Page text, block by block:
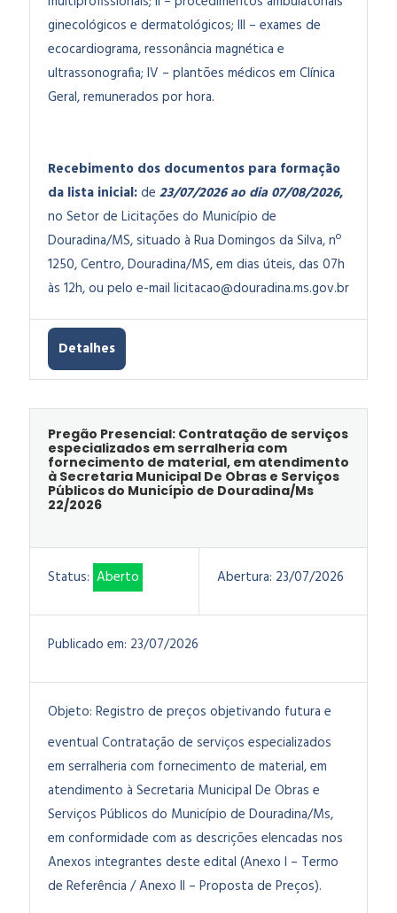
ginecológicos e dermatológicos; III – exames de
ecocardiograma, ressonância magnética e
ultrassonografia; IV – plantões médicos em Clínica
Geral, remunerados por hora.
Recebimento dos documentos para formação
da lista inicial:de 23/07/2026 ao dia 07/08/2026,
no Setor de Licitações do Município de
Douradina/MS, situado à Rua Domingos da Silva, nº
1250, Centro, Douradina/MS, em dias úteis, das 07h
às 12h, ou pelo e-mail licitacao@douradina.ms.gov.br
Detalhes
Pregão Presencial: Contratação de serviços
especializados em serralheria com
fornecimento de material, em atendimento
à Secretaria Municipal De Obras e Serviços
Públicos do Município de Douradina/Ms
22/2026
Status: Aberto Abertura: 23/07/2026
Publicado em: 23/07/2026
Objeto: Registro de preços objetivando futura e
eventual Contratação de serviços especializados
em serralheria com fornecimento de material, em
atendimento à Secretaria Municipal De Obras e
Serviços Públicos do Município de Douradina/Ms,
em conformidade com as descrições elencadas nos
Anexos integrantes deste edital (Anexo I – Termo
de Referência / Anexo II – Proposta de Preços).